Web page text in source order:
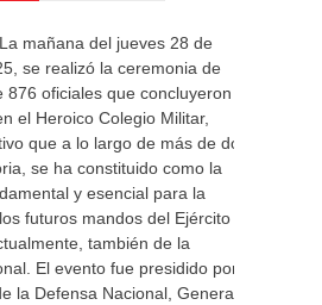
mañana del jueves 28 de
se realizó la ceremonia de
876 oficiales que concluyeron
el Heroico Colegio Militar,
que a lo largo de más de dos
se ha constituido como la
y esencial para la
futuros mandos del Ejército
también de la
El evento fue presidido por
la Defensa Nacional, General